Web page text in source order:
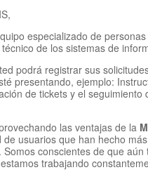
especializado de
de los sistemas de
podrá registrar sus
presentando, ejemplo:
de tickets y el seguimiento
las ventajas de la
usuarios que han hecho
conscientes de que aún
trabajando